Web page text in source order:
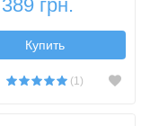
389 грн.
Купить
(1)